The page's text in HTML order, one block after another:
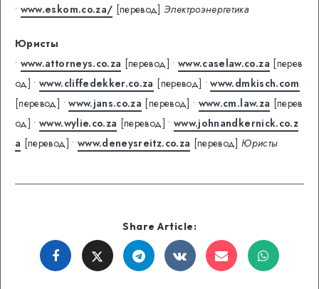
• www.eskom.co.za/ [перевод] Электроэнергетика
Юристы
• www.attorneys.co.za [перевод] • www.caselaw.co.za [перев
од] •www.cliffedekker.co.za [перевод] •www.dmkisch.com
[перевод] •www.jans.co.za [перевод] • www.cm.law.za [перев
од] •www.wylie.co.za [перевод] • www.johnandkernick.co.z
a [перевод] • www.deneysreitz.co.za [перевод] Юристы
Share Article:
Share
Share Share Share Share Share